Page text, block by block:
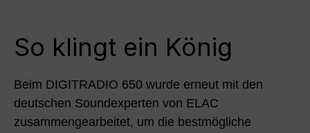
So klingt ein König
Beim DIGITRADIO 650 wurde erneut mit den
deutschen Soundexperten von ELAC
zusammengearbeitet, um die bestmögliche